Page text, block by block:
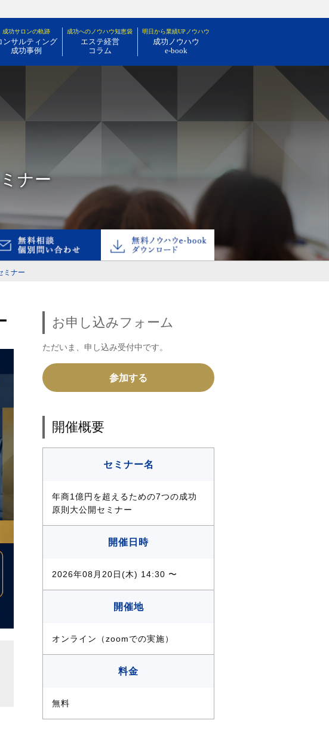
成功サロンの軌跡
ンサルティング
成功事例
成功へのノウハウ知恵袋
エステ経営
コラム
明日から業績UPノウハウ
成功ノウハウ
e-book
ナー
ミナー
お申し込みフォーム
ただいま、申し込み受付中です。
参加する
開催概要
セミナー名
年商1億円を超えるための7つの成功
原則大公開セミナー
開催日時
2026年08月20日(木) 14:30 〜
開催地
オンライン（zoomでの実施）
料金
無料